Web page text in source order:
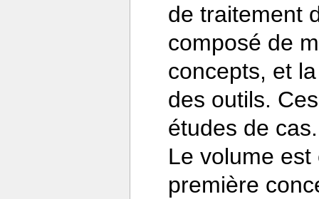
de traitement
composé de
concepts, et
des outils.
études de cas.
Le volume
première